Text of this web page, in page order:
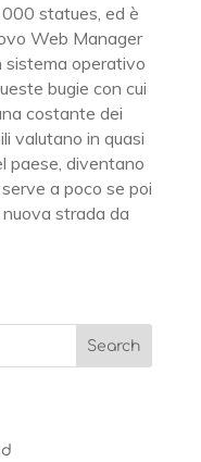
statues, ed è
Web Manager
sistema operativo
bugie con cui
costante dei
valutano in quasi
paese, diventano
a poco se poi
nuova strada da